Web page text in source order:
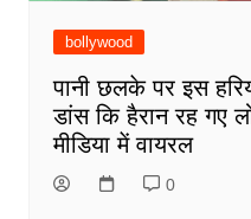
bollywood
पानी छलके पर इस
डांस कि हैरान रह गए
मीडिया में वायरल
0